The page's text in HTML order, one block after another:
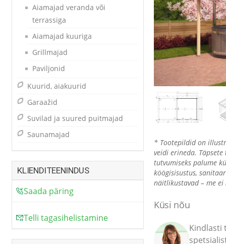
* Tootepildid on
veidi erineda.
tutvumiseks palume
köögisisustus,
näitlikustavad – me ei
Küsi nõu
Kindlasti
Aiamajad veranda või
terrassiga
Aiamajad kuuriga
Grillmajad
Paviljonid
Kuurid, aiakuurid
Garaažid
Suvilad ja suured puitmajad
Saunamajad
KLIENDITEENINDUS
Saada päring
Telli tagasihelistamine